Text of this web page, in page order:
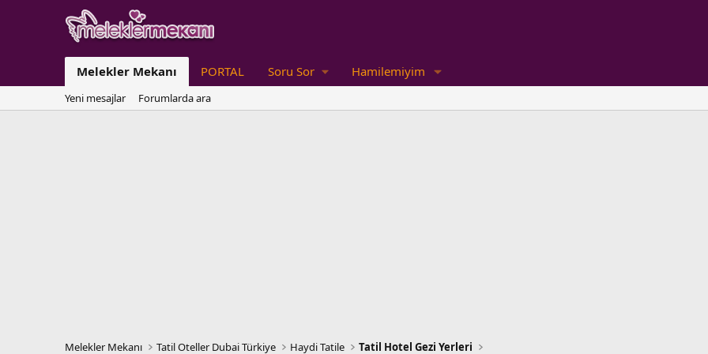
Melekler Mekanı PORTAL Soru Sor Hamilemiyim
Yeni mesajlar Forumlarda ara
Melekler Mekanı Tatil Oteller Dubai Türkiye Haydi Tatile Tatil Hotel Gezi Yerleri